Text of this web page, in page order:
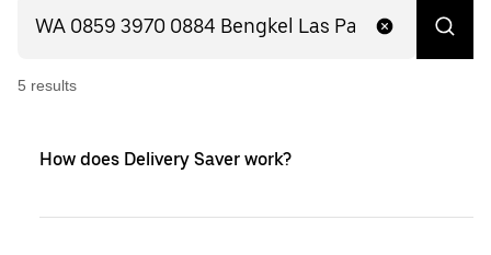
5 results
How does Delivery Saver work?